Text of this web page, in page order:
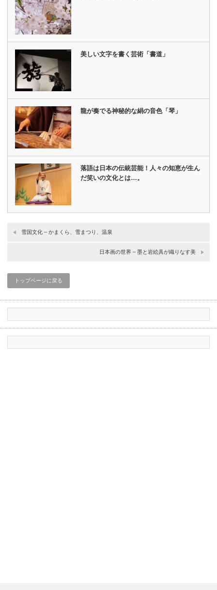
美しい文字を書く芸術「書道」
龍が奏でる神秘的な絹の音色「琴」
落語は日本の伝統芸能！人々の知恵が生ん
だ笑いの文化とは…。
雪国文化 – かまくら、雪まつり、温泉
日本画の世界 – 墨と岩絵具が織りなす美
トップページに戻る